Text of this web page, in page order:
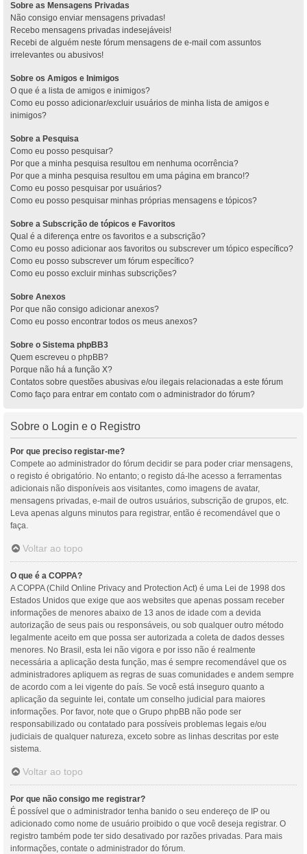
Sobre as Mensagens Privadas
Não consigo enviar mensagens privadas!
Recebo mensagens privadas indesejáveis!
Recebi de alguém neste fórum mensagens de e-mail com assuntos
irrelevantes ou abusivos!
Sobre os Amigos e Inimigos
O que é a lista de amigos e inimigos?
Como eu posso adicionar/excluir usuários de minha lista de amigos e
inimigos?
Sobre a Pesquisa
Como eu posso pesquisar?
Por que a minha pesquisa resultou em nenhuma ocorrência?
Por que a minha pesquisa resultou em uma página em branco!?
Como eu posso pesquisar por usuários?
Como eu posso pesquisar minhas próprias mensagens e tópicos?
Sobre a Subscrição de tópicos e Favoritos
Qual é a diferença entre os favoritos e a subscrição?
Como eu posso adicionar aos favoritos ou subscrever um tópico específico?
Como eu posso subscrever um fórum específico?
Como eu posso excluir minhas subscrições?
Sobre Anexos
Por que não consigo adicionar anexos?
Como eu posso encontrar todos os meus anexos?
Sobre o Sistema phpBB3
Quem escreveu o phpBB?
Porque não há a função X?
Contatos sobre questões abusivas e/ou ilegais relacionadas a este fórum
Como faço para entrar em contato com o administrador do fórum?
Sobre o Login e o Registro
Por que preciso registar-me?
Compete ao administrador do fórum decidir se para poder criar mensagens,
o registo é obrigatório. No entanto; o registo dá-lhe acesso a ferramentas
adicionais não disponíveis aos visitantes, como imagens de avatar,
mensagens privadas, e-mail de outros usuários, subscrição de grupos, etc.
Leva apenas alguns minutos para registrar, então é recomendável que o
faça.
Voltar ao topo
O que é a COPPA?
A COPPA (Child Online Privacy and Protection Act) é uma Lei de 1998 dos
Estados Unidos que exige que aos websites que apenas possam receber
informações de menores abaixo de 13 anos de idade com a devida
autorização de seus pais ou responsáveis, ou sob qualquer outro método
legalmente aceito em que possa ser autorizada a coleta de dados desses
menores. No Brasil, esta lei não vigora e por isso não é realmente
necessária a aplicação desta função, mas é sempre recomendável que os
administradores apliquem as regras de suas comunidades e andem sempre
de acordo com a lei vigente do país. Se você está inseguro quanto a
aplicação da seguinte lei, contate um conselho judicial para maiores
informações. Por favor, note que o Grupo phpBB não pode ser
responsabilizado ou contatado para possíveis problemas legais e/ou
judiciais de qualquer natureza, exceto sobre as linhas descritas por este
sistema.
Voltar ao topo
Por que não consigo me registrar?
É possível que o administrador tenha banido o seu endereço de IP ou
adicionado como nome de usuário proibido o que você deseja registrar. O
registro também pode ter sido desativado por razões privadas. Para mais
informações, contate o administrador do fórum.